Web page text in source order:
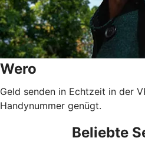
Wero
Geld senden in Echtzeit in der
Handynummer genügt.
Beliebte